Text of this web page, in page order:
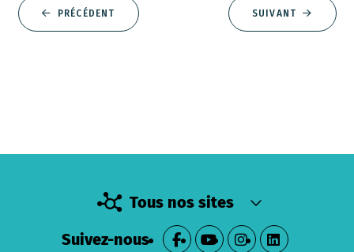
PRÉCÉDENT SUIVANT
Tous nos sites
Suivez-nous